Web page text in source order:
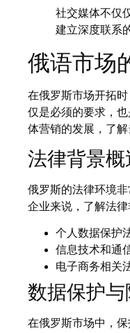
社交媒体不仅
建立深度联系
俄语市场
在俄罗斯市场开拓
仅是必须的要求，
体营销的发展，了解
法律背景概
俄罗斯的法律环境
企业来说，了解法
个人数据保护
信息技术和通
电子商务相关
数据保护与
在俄罗斯市场中，